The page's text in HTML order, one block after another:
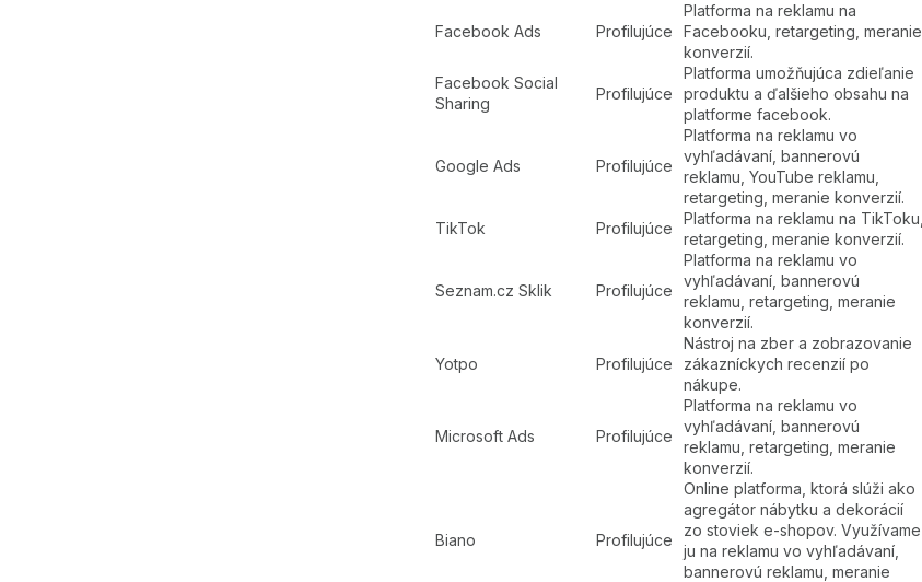
Facebook Ads Profilujúce
Platforma na reklamu na
Facebooku, retargeting, meranie
konverzií.
Facebook Social
Sharing
Profilujúce
Platforma umožňujúca zdieľanie
produktu a ďalšieho obsahu na
platforme facebook.
Google Ads Profilujúce
Platforma na reklamu vo
vyhľadávaní, bannerovú
reklamu, YouTube reklamu,
retargeting, meranie konverzií.
TikTok Profilujúce
Platforma na reklamu na TikToku,
retargeting, meranie konverzií.
Seznam.cz Sklik Profilujúce
Platforma na reklamu vo
vyhľadávaní, bannerovú
reklamu, retargeting, meranie
konverzií.
Yotpo Profilujúce
Nástroj na zber a zobrazovanie
zákazníckych recenzií po
nákupe.
Microsoft Ads Profilujúce
Platforma na reklamu vo
vyhľadávaní, bannerovú
reklamu, retargeting, meranie
konverzií.
Biano Profilujúce
Online platforma, ktorá slúži ako
agregátor nábytku a dekorácií
zo stoviek e-shopov. Využívame
ju na reklamu vo vyhľadávaní,
bannerovú reklamu, meranie